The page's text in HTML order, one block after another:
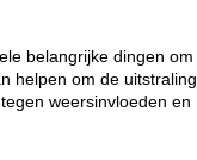
belangrijke dingen om
helpen om de uitstraling
weersinvloeden en